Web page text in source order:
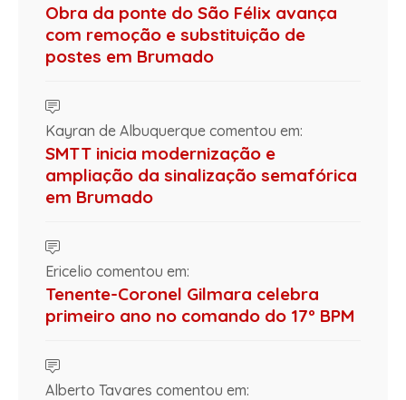
Obra da ponte do São Félix avança
com remoção e substituição de
postes em Brumado
Kayran de Albuquerque comentou em:
SMTT inicia modernização e
ampliação da sinalização semafórica
em Brumado
Ericelio comentou em:
Tenente-Coronel Gilmara celebra
primeiro ano no comando do 17º BPM
Alberto Tavares comentou em: